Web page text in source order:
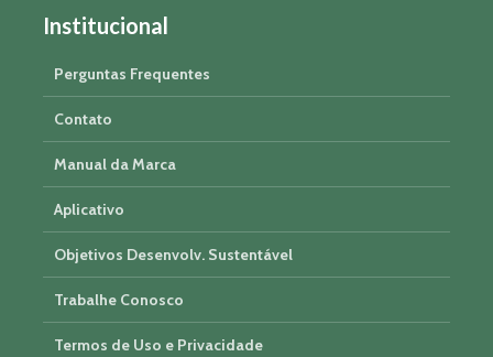
Institucional
Perguntas Frequentes
Contato
Manual da Marca
Aplicativo
Objetivos Desenvolv. Sustentável
Trabalhe Conosco
Termos de Uso e Privacidade